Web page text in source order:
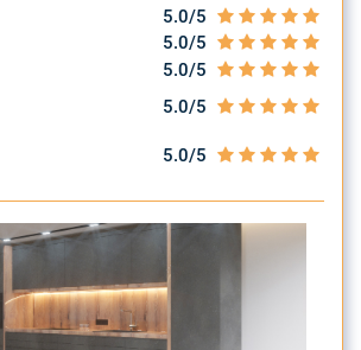
5.0/5
5.0/5
5.0/5
5.0/5
5.0/5